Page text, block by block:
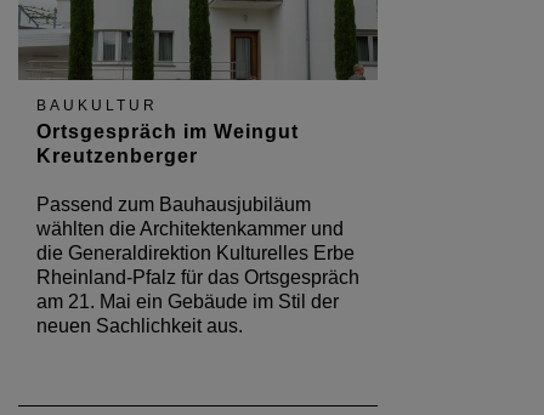
BAUKULTUR
Ortsgespräch im Weingut
Kreutzenberger
Passend zum Bauhausjubiläum
wählten die Architektenkammer und
die Generaldirektion Kulturelles Erbe
Rheinland-Pfalz für das Ortsgespräch
am 21. Mai ein Gebäude im Stil der
neuen Sachlichkeit aus.